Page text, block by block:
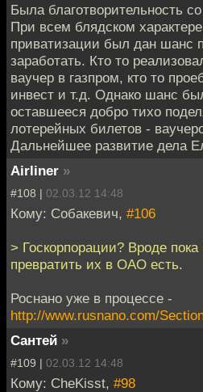
Была благотворительность
При всем блядском
приватизации был дан шанс
заработать. Кто то
ваучер в газпром, кто то
инвест и т.д. Однако шанс
оставшееся добро тихо
лотерейных билетов -
Дальнейшее развитие дела
Airliner »
#108 | 02.03.12 14:48
Кому: Собакевич, #106
> Госкорпорации? Вроде
превратить их в ОАО есть.
Роснано уже в процессе -
http://www.rusnano.com/
Сантей »
#109 | 02.03.12 14:48
Кому: CheKisst, #98